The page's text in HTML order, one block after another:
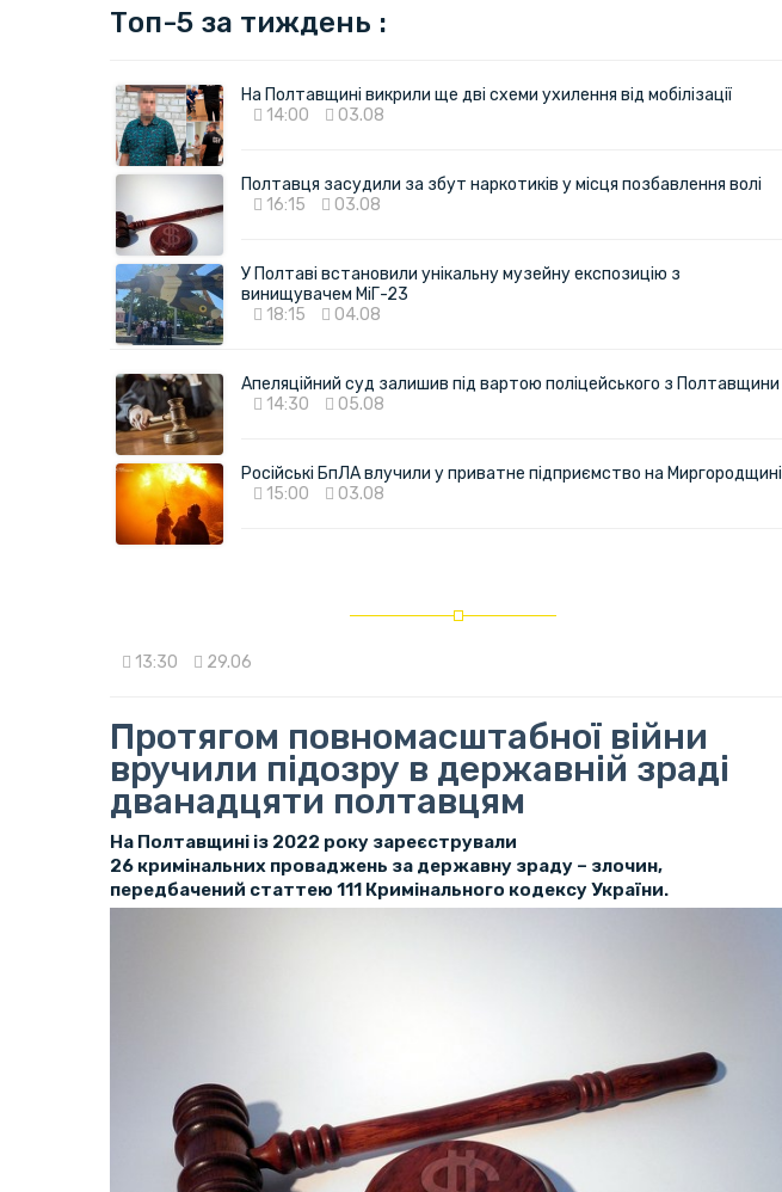
Топ-5 за тиждень :
На Полтавщині викрили ще дві схеми ухилення від мобілізації
14:00
03.08
Полтавця засудили за збут наркотиків у місця позбавлення волі
16:15
03.08
У Полтаві встановили унікальну музейну експозицію з
винищувачем МіГ-23
18:15
04.08
Апеляційний суд залишив під вартою поліцейського з Полтавщини
14:30
05.08
Російські БпЛА влучили у приватне підприємство на Миргородщині
15:00
03.08
13:30 29.06
Протягом повномасштабної війни
вручили підозру в державній зраді
дванадцяти полтавцям
На Полтавщині із 2022 року зареєстрували
26 кримінальних проваджень за державну зраду – злочин,
передбачений статтею 111 Кримінального кодексу України.